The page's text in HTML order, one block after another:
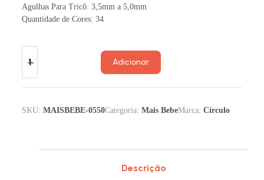
Agulhas Para Tricô: 3,5mm a 5,0mm
Quantidade de Cores: 34
Adicionar
SKU: MAISBEBE-0550Categoria: Mais BebeMarca: Círculo
Descrição